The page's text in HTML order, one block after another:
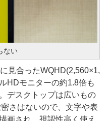
ない
見合ったWQHD(2,560×1,
HDモニターの約1.8倍も
デスクトップは広いもの
さはないので、文字や表